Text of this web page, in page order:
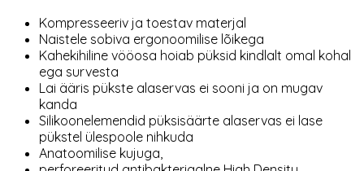
Kompresseeriv ja toestav materjal
Naistele sobiva ergonoomilise lõikega
Kahekihiline vööosa hoiab püksid kindlalt omal kohal
ega survesta
Lai ääris pükste alaservas ei sooni ja on mugav
kanda
Silikoonelemendid püksisäärte alaservas ei lase
pükstel ülespoole nihkuda
Anatoomilise kujuga,